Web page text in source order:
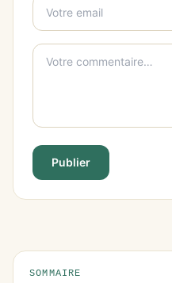
Publier
SOMMAIRE